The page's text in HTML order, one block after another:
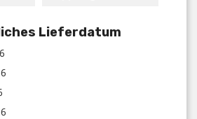
Lieferdatum